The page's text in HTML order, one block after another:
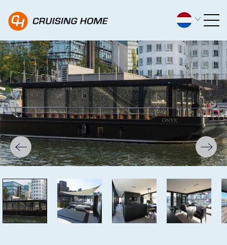
CH Traveller 1500 -